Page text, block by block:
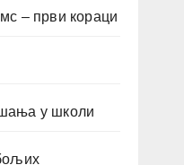
– први кораци
у школи